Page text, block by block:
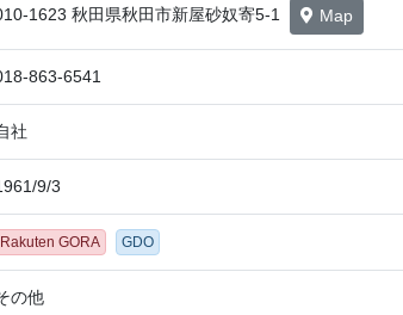
1623 秋田県秋田市新屋砂奴寄5-1 Map
863-6541
社
9/3
Rakuten GORA GDO
の他